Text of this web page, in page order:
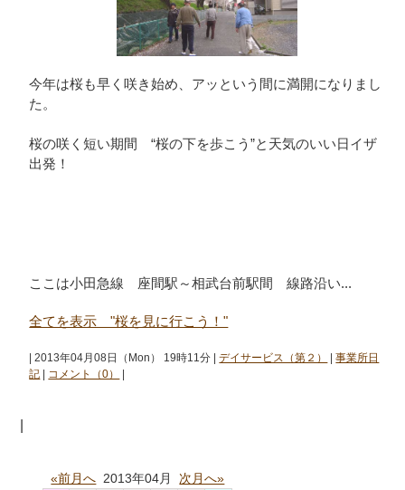
今年は桜も早く咲き始め、アッという間に満開になりまし
た。
桜の咲く短い期間 “桜の下を歩こう”と天気のいい日イザ
出発！
ここは小田急線 座間駅～相武台前駅間 線路沿い...
全てを表示 "桜を見に行こう！"
| 2013年04月08日（Mon） 19時11分 |デイサービス（第２） |事業所日
記
コメント（0）
«前月へ 2013年04月 次月へ»